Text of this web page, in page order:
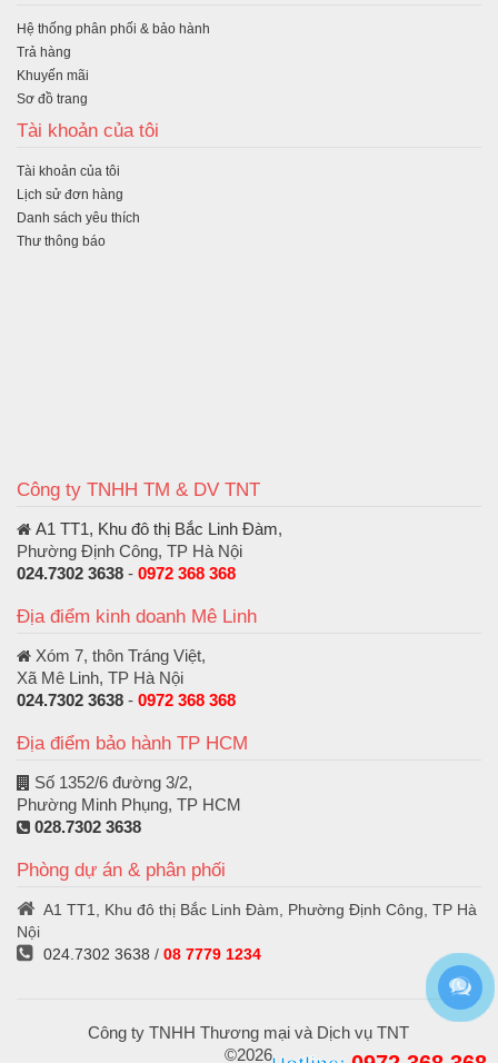
Hệ thống phân phối & bảo hành
Trả hàng
Khuyến mãi
Sơ đồ trang
Tài khoản của tôi
Tài khoản của tôi
Lịch sử đơn hàng
Danh sách yêu thích
Thư thông báo
Công ty TNHH TM & DV TNT
A1 TT1, Khu đô thị Bắc Linh Đàm,
Phường Định Công, TP Hà Nội
024.7302 3638 - 0972 368 368
Địa điểm kinh doanh Mê Linh
Xóm 7, thôn Tráng Việt,
Xã Mê Linh, TP Hà Nội
024.7302 3638 - 0972 368 368
Địa điểm bảo hành TP HCM
Số 1352/6 đường 3/2,
Phường Minh Phụng, TP HCM
028.7302 3638
Phòng dự án & phân phối
A1 TT1, Khu đô thị Bắc Linh Đàm, Phường Định Công, TP Hà
Nội
024.7302 3638 / 08 7779 1234
Công ty TNHH Thương mại và Dịch vụ TNT
©2026